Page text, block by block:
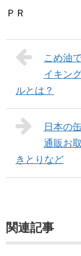
ＰＲ
こめ油
イキン
ルとは？
日本の
通販お
きとりなど
関連記事